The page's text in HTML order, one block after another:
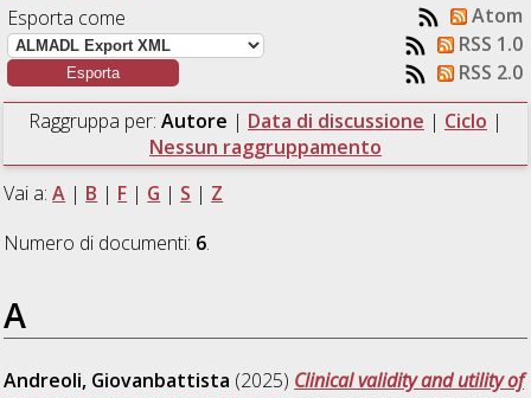
Esporta come
Atom
RSS 1.0
RSS 2.0
Raggruppa per: Autore | Data di discussione | Ciclo |
Nessun raggruppamento
Vai a:A | B | F | G | S | Z
Numero di documenti: 6.
A
Andreoli, Giovanbattista (2025) Clinical validity and utility of